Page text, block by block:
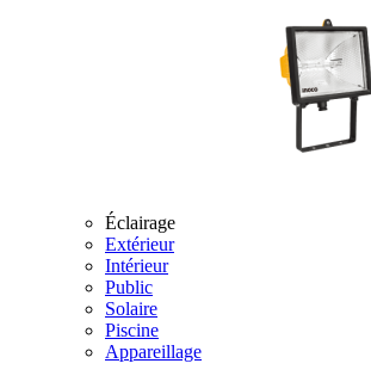
Éclairage
Extérieur
Intérieur
Public
Solaire
Piscine
Appareillage